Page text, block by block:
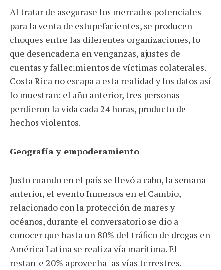
Al tratar de asegurase los mercados potenciales
para la venta de estupefacientes, se producen
choques entre las diferentes organizaciones, lo
que desencadena en venganzas, ajustes de
cuentas y fallecimientos de víctimas colaterales.
Costa Rica no escapa a esta realidad y los datos así
lo muestran: el año anterior, tres personas
perdieron la vida cada 24 horas, producto de
hechos violentos.
Geografía y empoderamiento
Justo cuando en el país se llevó a cabo, la semana
anterior, el evento Inmersos en el Cambio,
relacionado con la protección de mares y
océanos, durante el conversatorio se dio a
conocer que hasta un 80% del tráfico de drogas en
América Latina se realiza vía marítima. El
restante 20% aprovecha las vías terrestres.